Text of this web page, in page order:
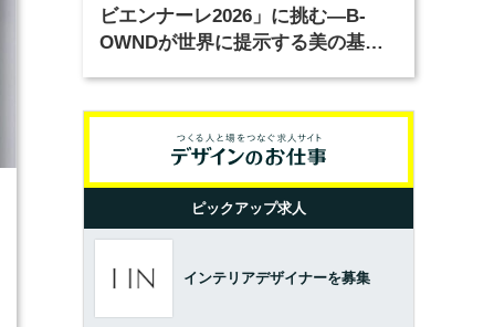
ビエンナーレ2026」に挑む―B-
OWNDが世界に提示する美の基準
ピックアップ求人
インテリアデザイナーを募集